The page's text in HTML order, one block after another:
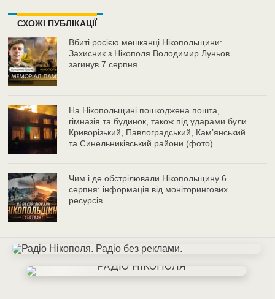
СХОЖІ ПУБЛІКАЦІЇ
Вбиті росією мешканці Нікопольщини:
Захисник з Нікополя Володимир Луньов
загинув 7 серпня
На Нікопольщині пошкоджена пошта,
гімназія та будинок, також під ударами були
Криворізький, Павлоградський, Камʼянський
та Синельниківський райони (фото)
Чим і де обстрілювали Нікопольщину 6
серпня: інформація від моніторингових
ресурсів